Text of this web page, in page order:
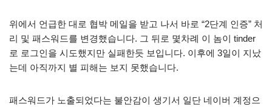
위에서 언급한 대로 협박 메일을 받고 나서 바로 “2단계 인증” 처
리 및 패스워드를 변경했습니다. 그 뒤로 몇차례 이 놈이 tinder
로 로그인을 시도했지만 실패한듯 보입니다. 이후에 3일이 지났
는데 아직까지 별 피해는 보지 못했습니다.
패스워드가 노출되었다는 불안감이 생기서 일단 네이버 계정으